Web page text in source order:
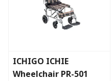
ICHIGO ICHIE
Wheelchair PR-501